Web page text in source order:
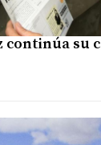
continúa su